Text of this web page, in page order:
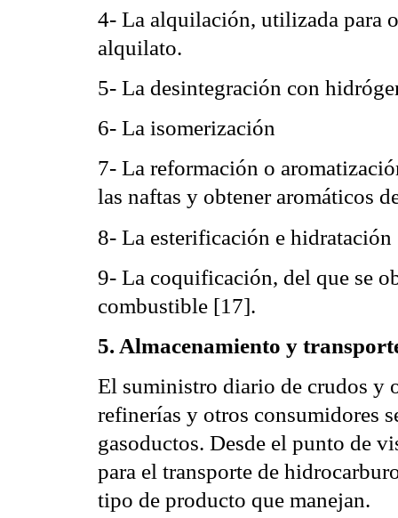
4- La alquilación, utilizada para
alquilato.
5- La desintegración con
6- La isomerización
7- La reformación o
las naftas y obtener aromáticos
8- La esterificación e hidratación
9- La coquificación, del que se
combustible [17].
5. Almacenamiento y
El suministro diario de crudos y
refinerías y otros consumidores
gasoductos. Desde el punto de
para el transporte de
tipo de producto que manejan.